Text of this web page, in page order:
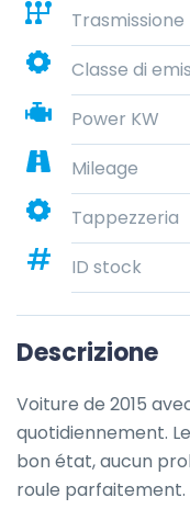
Trasmissione
Classe di
Power KW
Mileage
Tappezzeria
ID stock
Descrizione
Voiture de 2015
quotidiennement.
bon état, aucun
roule parfaitement.